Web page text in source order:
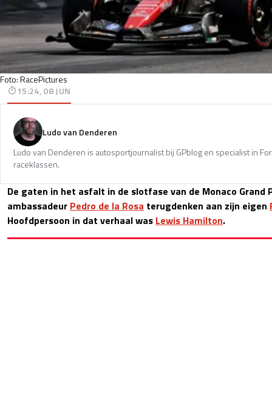
Foto: RacePictures
15:24, 08 JUN
Ludo van Denderen
Ludo van Denderen is autosportjournalist bij GPblog en specialist in
raceklassen.
De gaten in het asfalt in de slotfase van de Monaco Grand
ambassadeur Pedro de la Rosa terugdenken aan zijn eigen
Hoofdpersoon in dat verhaal was Lewis Hamilton.